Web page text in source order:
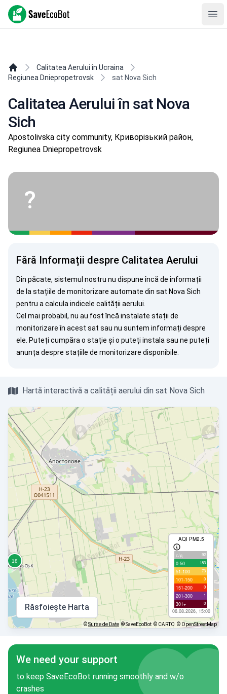
SaveEcoBot
Calitatea Aerului în Ucraina
Regiunea Dniepropetrovsk
sat Nova Sich
Calitatea Aerului în sat Nova
Sich
Apostolivska city community, Криворізький район,
Regiunea Dniepropetrovsk
?
Fără Informații despre Calitatea Aerului
Din păcate, sistemul nostru nu dispune încă de informații
de la stațiile de monitorizare automate din sat Nova Sich
pentru a calcula indicele calității aerului.
Cel mai probabil, nu au fost încă instalate stații de
monitorizare în acest sat sau nu suntem informați despre
ele. Puteți cumpăra o stație și o puteți instala sau ne puteți
anunța despre stațiile de monitorizare disponibile.
Hartă interactivă a calității aerului din sat Nova Sich
AQI PM2.5
с/д 92
0-50 183
51-100 73
101-150 0
151-200 0
201-300 1
301+ 0
06.08.2026, 15:00
Răsfoiește Harta
©Surse de Date © SaveEcoBot © CARTO © OpenStreetMap
We need your support
to keep SaveEcoBot running smoothly and w/o
crashes